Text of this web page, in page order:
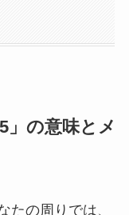
」の意味とメ
たの周りでは、